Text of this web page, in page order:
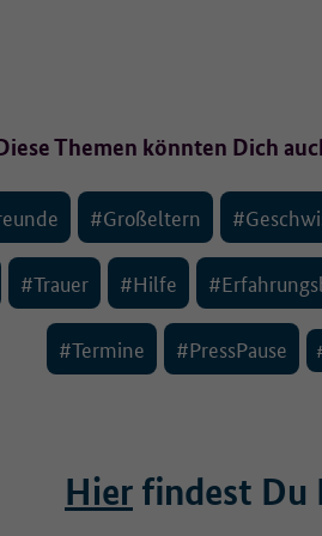
Themen könnten Dich
#Großeltern
#Trauer #Hilfe
#Termine #PressPause
Hier findest Du